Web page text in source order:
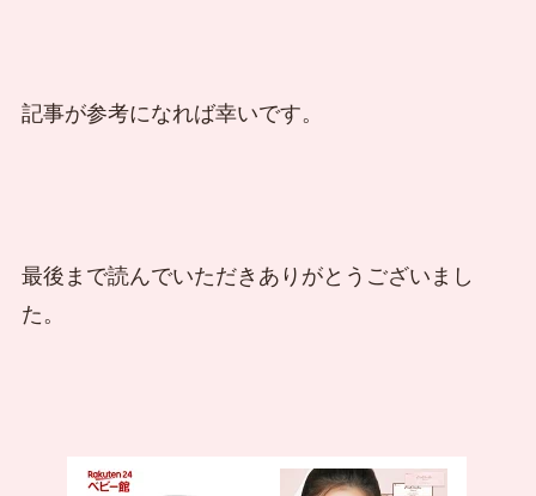
記事が参考になれば幸いです。
最後まで読んでいただきありがとうございまし
た。